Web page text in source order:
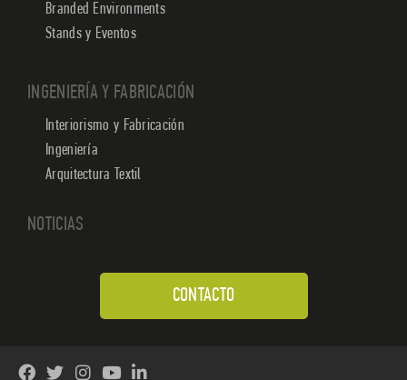
Branded Environments
Stands y Eventos
INGENIERÍA Y FABRICACIÓN
Interiorismo y Fabricación
Ingeniería
Arquitectura Textil
NOTICIAS
CONTACTO